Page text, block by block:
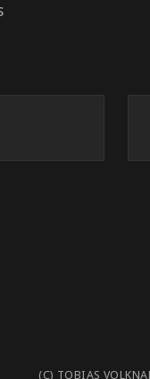
(C) TOBIAS